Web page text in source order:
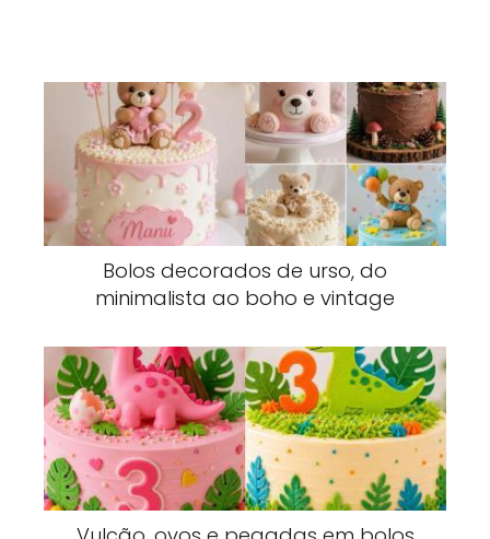
Bolos decorados de urso, do
minimalista ao boho e vintage